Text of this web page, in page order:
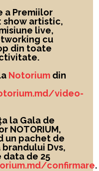
a Premiilor
show artistic,
live,
cu
din toate
Notoriumdin
video-
la Gala de
NOTORIUM,
un pachet de
Dvs,
data de 25
confirmare.